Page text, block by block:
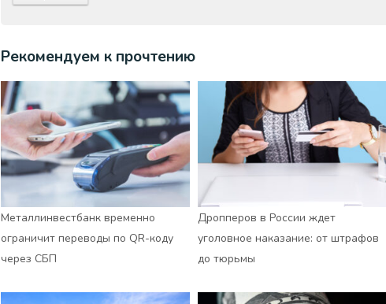
Рекомендуем к прочтению
Металлинвестбанк временно
ограничит переводы по QR-коду
через СБП
Дропперов в России ждет
уголовное наказание: от штрафов
до тюрьмы